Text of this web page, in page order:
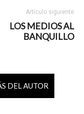
Artículo siguiente
LOS MEDIOS AL
BANQUILLO
DEL AUTOR